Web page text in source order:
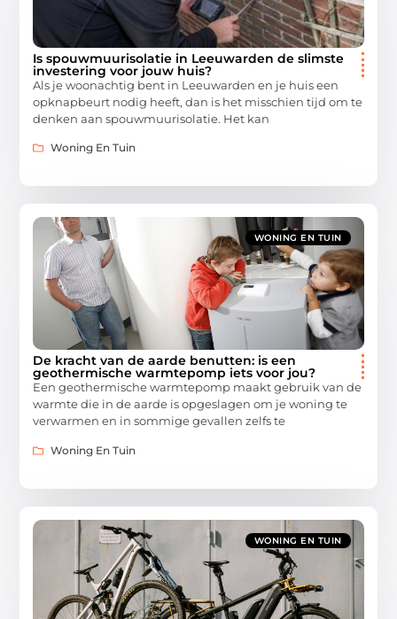
Is spouwmuurisolatie in Leeuwarden de slimste
investering voor jouw huis?
Als je woonachtig bent in Leeuwarden en je huis een
opknapbeurt nodig heeft, dan is het misschien tijd om te
denken aan spouwmuurisolatie. Het kan
Woning En Tuin
WONING EN TUIN
De kracht van de aarde benutten: is een
geothermische warmtepomp iets voor jou?
Een geothermische warmtepomp maakt gebruik van de
warmte die in de aarde is opgeslagen om je woning te
verwarmen en in sommige gevallen zelfs te
Woning En Tuin
WONING EN TUIN